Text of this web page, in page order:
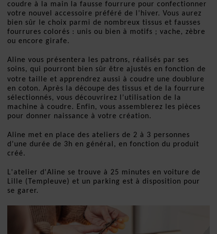
coudre à la main la fausse fourrure pour confectionner
votre nouvel accessoire préféré de l’hiver. Vous aurez
bien sûr le choix parmi de nombreux tissus et fausses
fourrures colorés : unis ou bien à motifs ; vache, zèbre
ou encore girafe.
Aline vous présentera les patrons, réalisés par ses
soins, qui pourront bien sûr être ajustés en fonction de
votre taille et apprendrez aussi à coudre une doublure
en coton. Après la découpe des tissus et de la fourrure
sélectionnés, vous découvrirez l’utilisation de la
machine à coudre. Enfin, vous assemblerez les pièces
pour donner naissance à votre création.
Aline met en place des ateliers de 2 à 3 personnes
d’une durée de 3h en général, en fonction du produit
créé.
L'atelier d'Aline se trouve à 25 minutes en voiture de
Lille (Templeuve) et un parking est à disposition pour
se garer.